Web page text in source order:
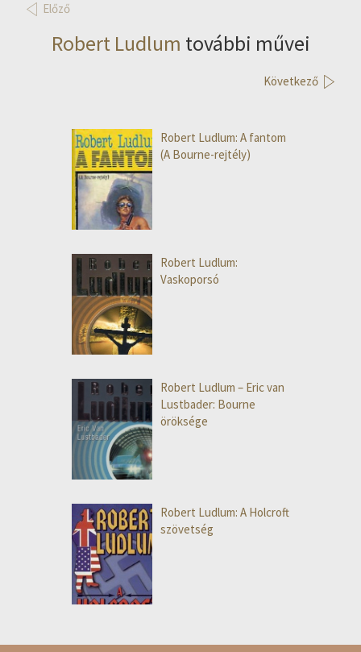
Előző
Robert Ludlum további művei
Következő
Robert Ludlum: A fantom
(A Bourne-rejtély)
Robert Ludlum:
Vaskoporsó
Robert Ludlum – Eric van
Lustbader: Bourne
öröksége
Robert Ludlum: A Holcroft
szövetség